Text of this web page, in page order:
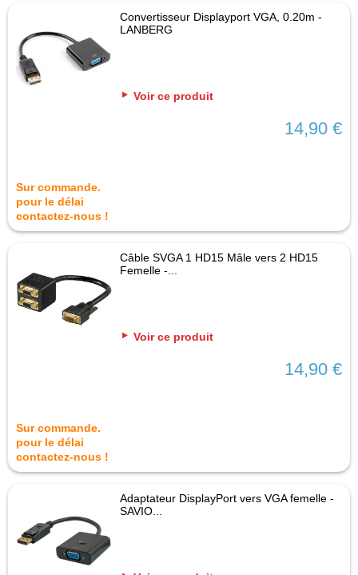
Convertisseur Displayport VGA, 0.20m -
LANBERG
Voir ce produit
14,90 €
Sur commande.
pour le délai
contactez-nous !
Câble SVGA 1 HD15 Mâle vers 2 HD15
Femelle -...
Voir ce produit
14,90 €
Sur commande.
pour le délai
contactez-nous !
Adaptateur DisplayPort vers VGA femelle -
SAVIO...